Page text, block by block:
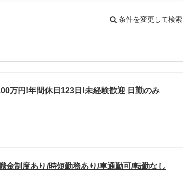
条件を変更して検索
万円!年間休日123日!未経験歓迎 日勤のみ
金制度あり/時短勤務あり/車通勤可/転勤なし